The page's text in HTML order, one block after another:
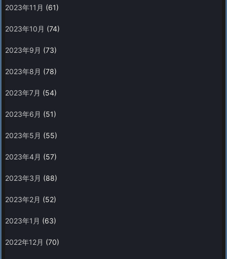
2023年11月 (61)
2023年10月 (74)
2023年9月 (73)
2023年8月 (78)
2023年7月 (54)
2023年6月 (51)
2023年5月 (55)
2023年4月 (57)
2023年3月 (88)
2023年2月 (52)
2023年1月 (63)
2022年12月 (70)